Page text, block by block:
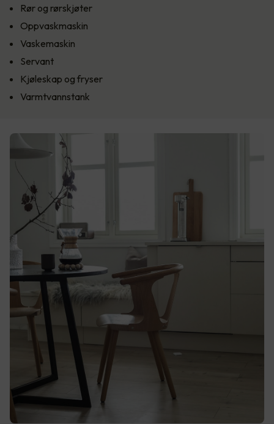
Rør og rørskjøter
Oppvaskmaskin
Vaskemaskin
Servant
Kjøleskap og fryser
Varmtvannstank